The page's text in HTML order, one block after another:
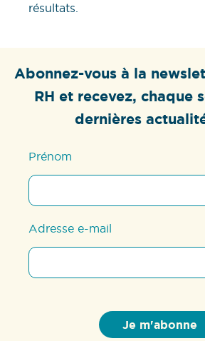
résultats.
Abonnez-vous à la
RH et recevez, chaque
dernières
Prénom
Adresse e-mail